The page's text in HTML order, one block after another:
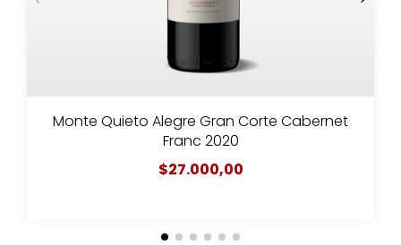
Monte Quieto Alegre Gran Corte Cabernet
Franc 2020
$27.000,00